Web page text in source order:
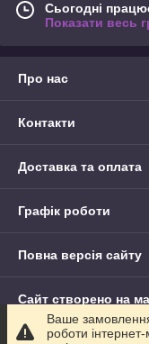
Сьогодні
Показати весь
Про нас
Контакти
Доставка та оплата
Графік роботи
Повна версія сайту
Сайт створено на
Ваше
роботи